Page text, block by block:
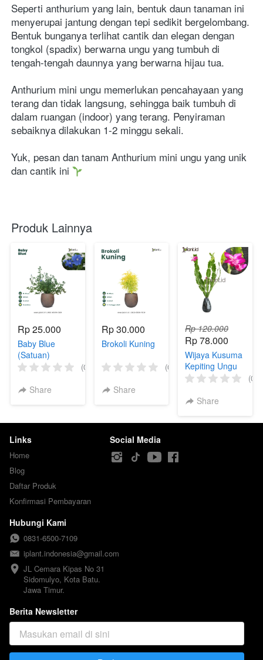
Seperti anthurium yang lain, bentuk daun tanaman ini
menyerupai jantung dengan tepi sedikit bergelombang.
Bentuk bunganya terlihat cantik dan elegan dengan
tongkol (spadix) berwarna ungu yang tumbuh di
tengah-tengah daunnya yang berwarna hijau tua.
Anthurium mini ungu memerlukan pencahayaan yang
terang dan tidak langsung, sehingga baik tumbuh di
dalam ruangan (indoor) yang terang. Penyiraman
sebaiknya dilakukan 1-2 minggu sekali.
Yuk, pesan dan tanam Anthurium mini ungu yang unik
dan cantik ini
Produk Lainnya
Rp 25.000
Baby Blue
(Satuan)
(0)
Share
Rp 30.000
Brokoli Kuning
(0)
Share
Rp 120.000
Rp 78.000
Wijaya Kusuma
Kepiting Ungu
(0)
Share
Links
Home
Blog
Daftar Produk
Konfirmasi Pembayaran
Social Media
Hubungi Kami
0831-6500-7109
iplant.indonesia@gmail.com
JL Cemara Kipas No 31
Sidomulyo, Kota Batu.
Jawa Timur.
Berita Newsletter